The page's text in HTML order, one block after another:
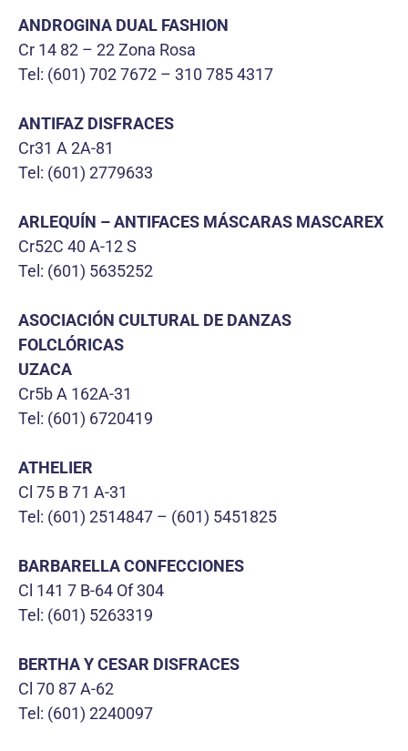
ANDROGINA DUAL FASHION
Cr 14 82 – 22 Zona Rosa
Tel: (601) 702 7672 – 310 785 4317
ANTIFAZ DISFRACES
Cr31 A 2A-81
Tel: (601) 2779633
ARLEQUÍN – ANTIFACES MÁSCARAS MASCAREX
Cr52C 40 A-12 S
Tel: (601) 5635252
ASOCIACIÓN CULTURAL DE DANZAS
FOLCLÓRICAS
UZACA
Cr5b A 162A-31
Tel: (601) 6720419
ATHELIER
Cl 75 B 71 A-31
Tel: (601) 2514847 – (601) 5451825
BARBARELLA CONFECCIONES
Cl 141 7 B-64 Of 304
Tel: (601) 5263319
BERTHA Y CESAR DISFRACES
Cl 70 87 A-62
Tel: (601) 2240097